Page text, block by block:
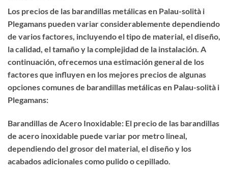
Los precios de las barandillas metálicas en Palau-solità i
Plegamans pueden variar considerablemente dependiendo
de varios factores, incluyendo el tipo de material, el diseño,
la calidad, el tamaño y la complejidad de la instalación. A
continuación, ofrecemos una estimación general de los
factores que influyen en los mejores precios de algunas
opciones comunes de barandillas metálicas en Palau-solità i
Plegamans:
Barandillas de Acero Inoxidable: El precio de las barandillas
de acero inoxidable puede variar por metro lineal,
dependiendo del grosor del material, el diseño y los
acabados adicionales como pulido o cepillado.